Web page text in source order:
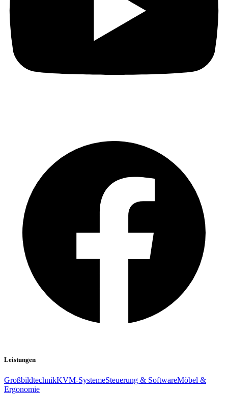
Leistungen
GroßbildtechnikKVM-SystemeSteuerung & SoftwareMöbel &
Ergonomie